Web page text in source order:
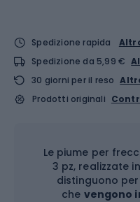
Spedizione rapida
Spedizione da 5,99 €
30 giorni per il reso
Prodotti originali
Le piume per
3 pz, realizzate
distinguono
che vengono